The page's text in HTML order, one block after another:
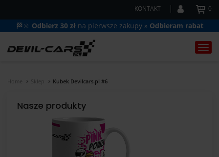
KONTAKT 0
🏁🔆 Odbierz 30 zł na pierwsze zakupy » Odbieram rabat
Home Sklep Kubek Devilcars.pl #6
Nasze produkty